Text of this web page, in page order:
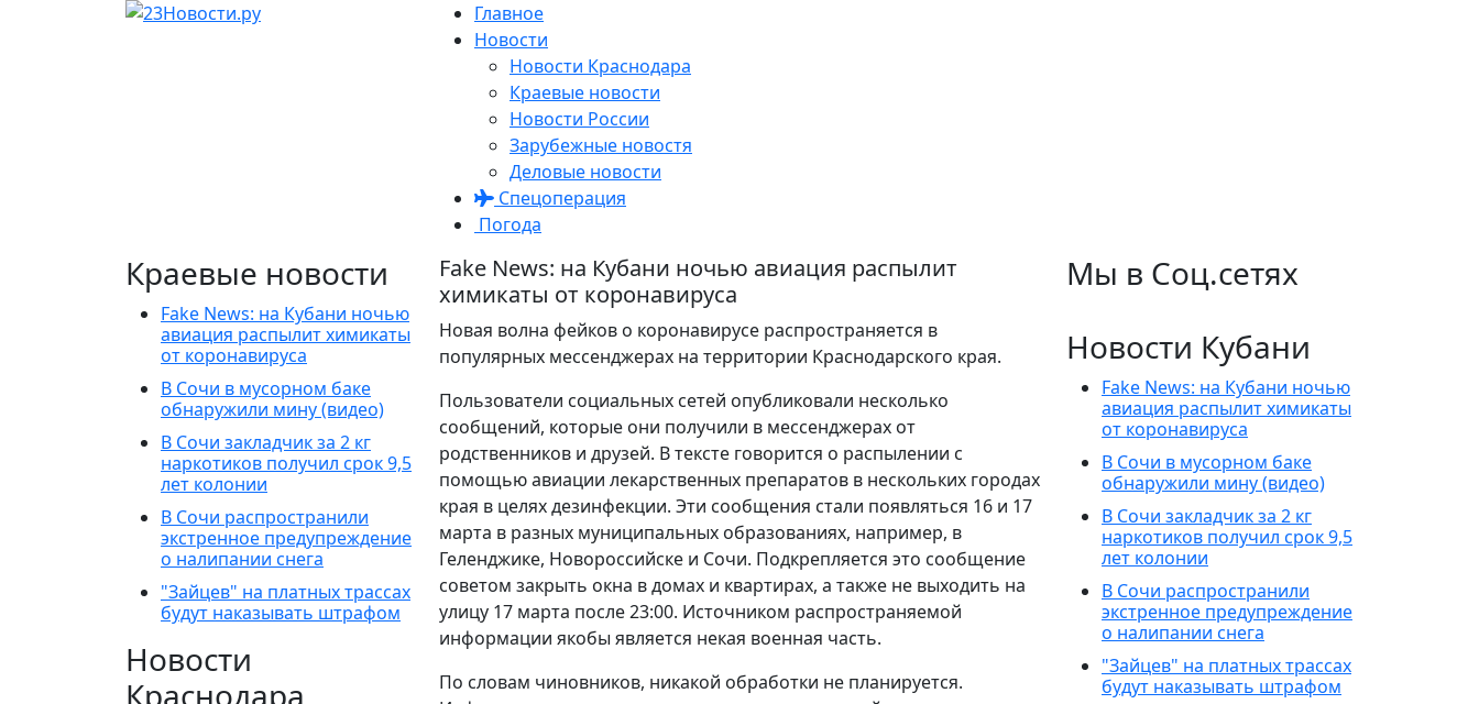
Главное
Новости
Новости Краснодара
Краевые новости
Новости России
Зарубежные новостя
Деловые новости
Спецоперация
Погода
Краевые новости
Fake News: на Кубани ночью
авиация распылит химикаты
от коронавируса
В Сочи в мусорном баке
обнаружили мину (видео)
В Сочи закладчик за 2 кг
наркотиков получил срок 9,5
лет колонии
В Сочи распространили
экстренное предупреждение
о налипании снега
"Зайцев" на платных трассах
будут наказывать штрафом
Новости
Краснодара
Fake News: на Кубани ночью авиация распылит
химикаты от коронавируса
Новая волна фейков о коронавирусе распространяется в
популярных мессенджерах на территории Краснодарского края.
Пользователи социальных сетей опубликовали несколько
сообщений, которые они получили в мессенджерах от
родственников и друзей. В тексте говорится о распылении с
помощью авиации лекарственных препаратов в нескольких городах
края в целях дезинфекции. Эти сообщения стали появляться 16 и 17
марта в разных муниципальных образованиях, например, в
Геленджике, Новороссийске и Сочи. Подкрепляется это сообщение
советом закрыть окна в домах и квартирах, а также не выходить на
улицу 17 марта после 23:00. Источником распространяемой
информации якобы является некая военная часть.
По словам чиновников, никакой обработки не планируется.
Мы в Соц.сетях
Новости Кубани
Fake News: на Кубани ночью
авиация распылит химикаты
от коронавируса
В Сочи в мусорном баке
обнаружили мину (видео)
В Сочи закладчик за 2 кг
наркотиков получил срок 9,5
лет колонии
В Сочи распространили
экстренное предупреждение
о налипании снега
"Зайцев" на платных трассах
будут наказывать штрафом